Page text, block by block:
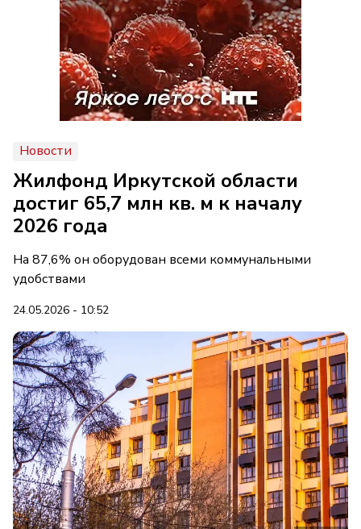
Новости
Жилфонд Иркутской области
достиг 65,7 млн кв. м к началу
2026 года
На 87,6% он оборудован всеми коммунальными
удобствами
24.05.2026 - 10:52